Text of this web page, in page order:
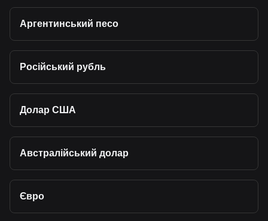
Аргентинський песо
Російський рубль
Долар США
Австралійський долар
Євро